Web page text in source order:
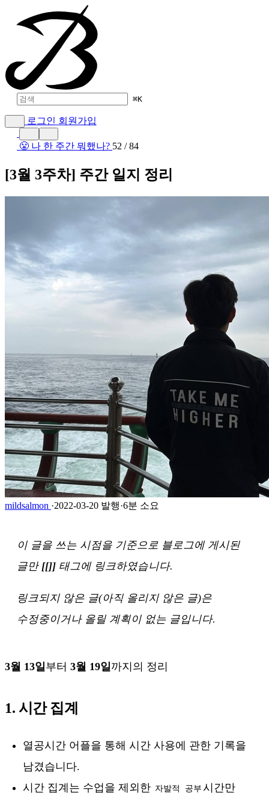
⌘K
로그인 회원가입
😤 나 한 주간 뭐했나? 52 / 84
[3월 3주차] 주간 일지 정리
mildsalmon ·2022-03-20 발행·6분 소요
이 글을 쓰는 시점을 기준으로 블로그에 게시된
글만 [[]] 태그에 링크하였습니다.
링크되지 않은 글(아직 올리지 않은 글)은
수정중이거나 올릴 계획이 없는 글입니다.
3월 13일부터 3월 19일까지의 정리
1. 시간 집계
열공시간 어플을 통해 시간 사용에 관한 기록을
남겼습니다.
시간 집계는 수업을 제외한 자발적 공부시간만